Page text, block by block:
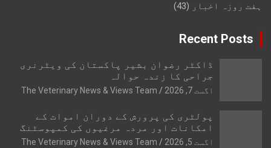
ہفت روزہ اخبار (43)
Recent Posts
ڈاکٹر رضوان بشیر پاکستان کی ویٹرنری
جراحی کا زندہ حوالہ
اگست 7, 2026 The Veterinary News & Views Team
پولٹری کی پرورش کے دوران اموات کے
امکانات اور مردہ مرغیوں کی کمپوسٹنگ
اگست 5, 2026 The Veterinary News & Views Team